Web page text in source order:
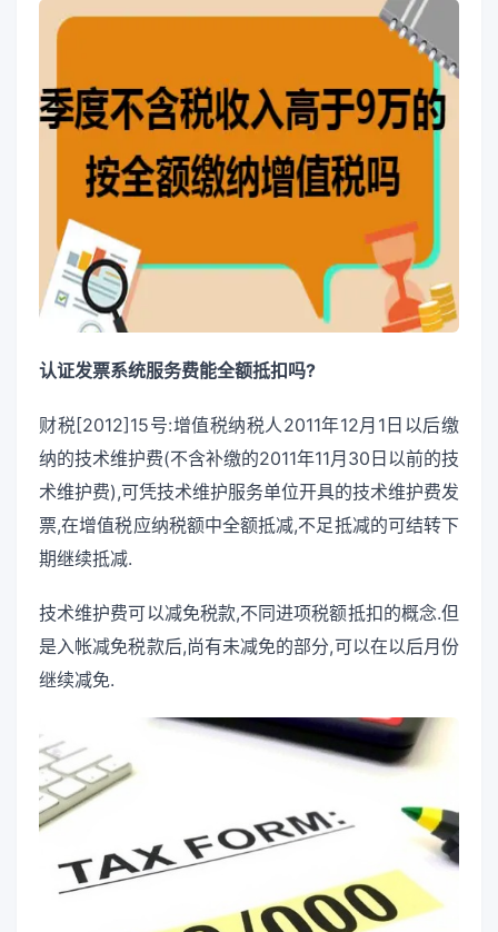
认证发票系统服务费能全额抵扣吗?
财税[2012]15号:增值税纳税人2011年12月1日以后缴
纳的技术维护费(不含补缴的2011年11月30日以前的技
术维护费),可凭技术维护服务单位开具的技术维护费发
票,在增值税应纳税额中全额抵减,不足抵减的可结转下
期继续抵减.
技术维护费可以减免税款,不同进项税额抵扣的概念.但
是入帐减免税款后,尚有未减免的部分,可以在以后月份
继续减免.